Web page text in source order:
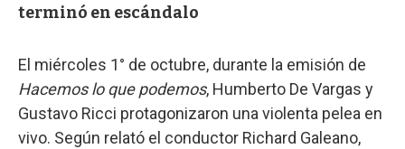
terminó en escándalo
El miércoles 1° de octubre, durante la emisión de
Hacemos lo que podemos, Humberto De Vargas y
Gustavo Ricci protagonizaron una violenta pelea en
vivo. Según relató el conductor Richard Galeano,